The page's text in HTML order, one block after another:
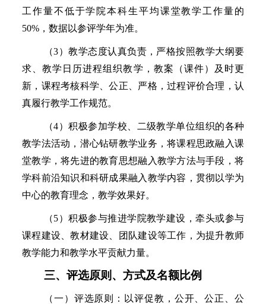
工作量不低于学院本科生平均课堂教学工作量的
50%，数据以参评学年为准。
（3）教学态度认真负责，严格按照教学大纲要
求、教学日历进程组织教学，教案（课件）及时更
新，课程考核科学、公正、严格，过程评价合理，认
真履行教学工作规范。
（4）积极参加学校、二级教学单位组织的各种
教学法活动，潜心钻研教学业务，将课程思政融入课
堂教学，将先进的教育思想融入教学方法与手段，将
学科前沿知识和科研成果融入教学内容，贯彻以学为
中心的教育理念，教学效果好。
（5）积极参与推进学院教学建设，牵头或参与
课程建设、教材建设、团队建设等工作，为提升教师
教学能力和教学水平贡献力量。
三、评选原则、方式及名额比例
（一）评选原则：以评促教，公开、公正、公